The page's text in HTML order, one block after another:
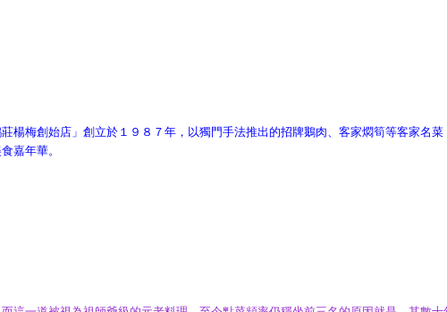
楊梅創始店」創立於１９８７年，以獨門手法推出的招牌鵝肉、客家燜筍等客家名
嘉年華。